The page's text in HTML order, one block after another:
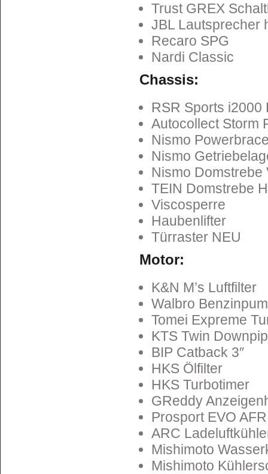
Trust GREX
JBL Lautsprecher
Recaro SPG
Nardi Classic
Chassis:
RSR Sports i2000
Autocollect Storm
Nismo
Nismo
Nismo Domstrebe
TEIN Domstrebe
Viscosperre
Haubenlifter
Türraster NEU
Motor:
K&N M’s Luftfilter
Walbro
Tomei Expreme
KTS Twin
BIP Catback 3″
HKS Ölfilter
HKS Turbotimer
GReddy
Prosport EVO
ARC
Mishimoto
Mishimoto